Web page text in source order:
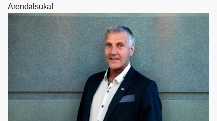
Arendalsuka!